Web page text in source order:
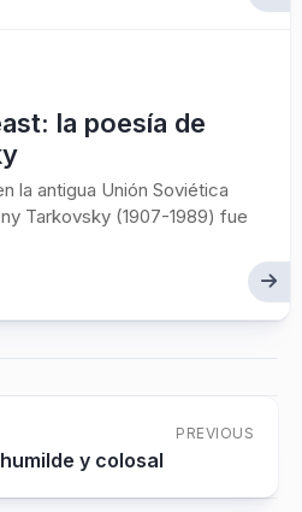
la poesía de
la antigua Unión Soviética
Tarkovsky (1907-1989) fue
PREVIOUS
y colosal